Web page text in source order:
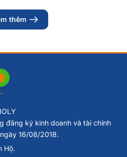
thêm
đăng ký kinh doanh và tài chính
16/08/2018.
Hộ.